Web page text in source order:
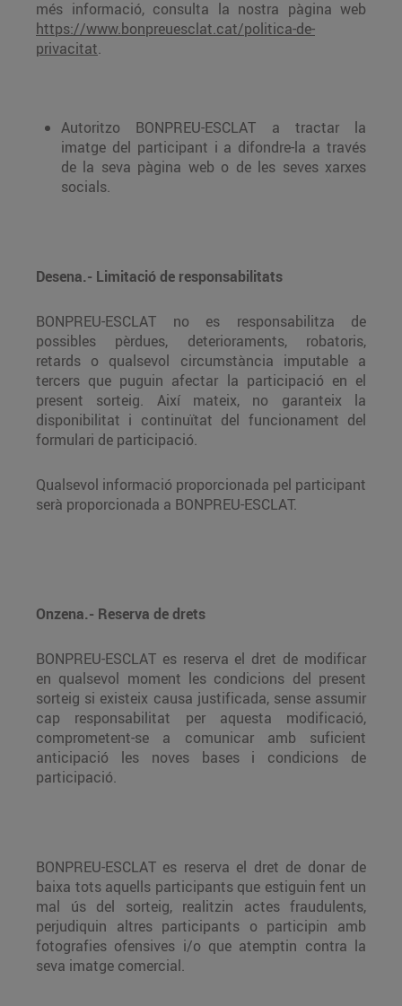
més informació, consulta la nostra pàgina web
https://www.bonpreuesclat.cat/politica-de-
privacitat.
Autoritzo BONPREU-ESCLAT a tractar la
imatge del participant i a difondre-la a través
de la seva pàgina web o de les seves xarxes
socials.
Desena.- Limitació de responsabilitats
BONPREU-ESCLAT no es responsabilitza de
possibles pèrdues, deterioraments, robatoris,
retards o qualsevol circumstància imputable a
tercers que puguin afectar la participació en el
present sorteig. Així mateix, no garanteix la
disponibilitat i continuïtat del funcionament del
formulari de participació.
Qualsevol informació proporcionada pel participant
serà proporcionada a BONPREU-ESCLAT.
Onzena.- Reserva de drets
BONPREU-ESCLAT es reserva el dret de modificar
en qualsevol moment les condicions del present
sorteig si existeix causa justificada, sense assumir
cap responsabilitat per aquesta modificació,
comprometent-se a comunicar amb suficient
anticipació les noves bases i condicions de
participació.
BONPREU-ESCLAT es reserva el dret de donar de
baixa tots aquells participants que estiguin fent un
mal ús del sorteig, realitzin actes fraudulents,
perjudiquin altres participants o participin amb
fotografies ofensives i/o que atemptin contra la
seva imatge comercial.